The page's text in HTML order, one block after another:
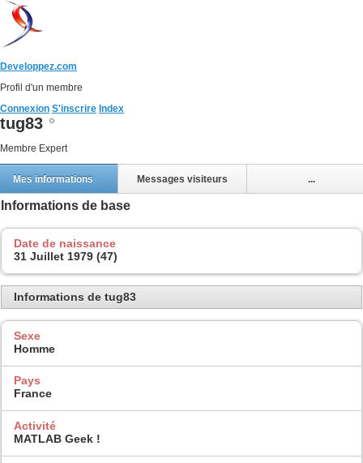
Developpez.com
Profil d'un membre
Connexion S'inscrire Index
tug83
Membre Expert
Mes informations Messages visiteurs ...
Informations de base
Date de naissance
31 Juillet 1979 (47)
Informations de tug83
Sexe
Homme
Pays
France
Activité
MATLAB Geek !